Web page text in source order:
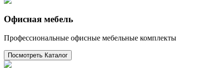
Офисная мебель
Профессиональные офисные мебельные комплекты
Посмотреть Каталог